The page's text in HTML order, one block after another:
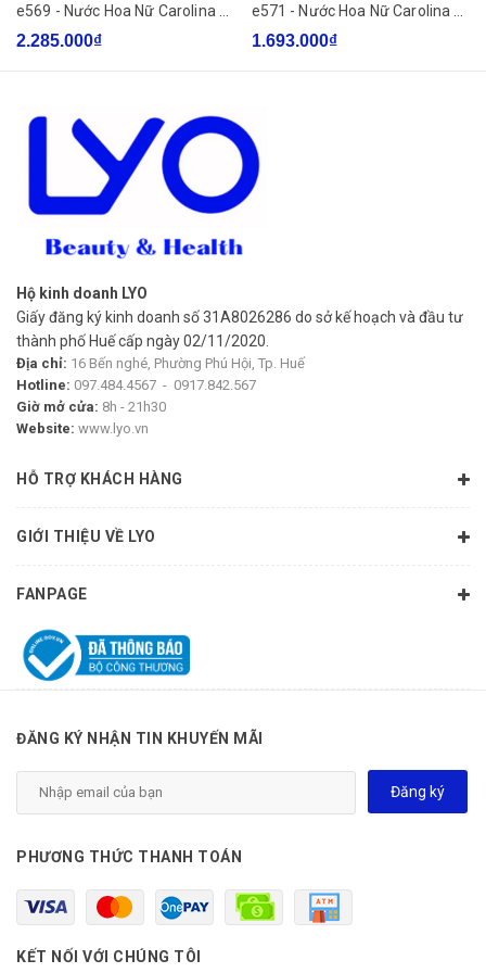
2.285.000₫ 1.693.000₫
Hộ kinh doanh LYO
Giấy đăng ký kinh doanh số 31A8026286 do sở kế hoạch và đầu tư
thành phố Huế cấp ngày 02/11/2020.
Địa chỉ: 16 Bến nghé, Phường Phú Hội, Tp. Huế
Hotline: 097.484.4567 - 0917.842.567
Giờ mở cửa: 8h - 21h30
Website: www.lyo.vn
HỖ TRỢ KHÁCH HÀNG
GIỚI THIỆU VỀ LYO
FANPAGE
ĐĂNG KÝ NHẬN TIN KHUYẾN MÃI
Đăng ký
PHƯƠNG THỨC THANH TOÁN
KẾT NỐI VỚI CHÚNG TÔI